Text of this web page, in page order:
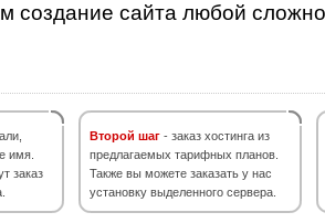
создание сайта любой
имя.
заказ
Второй шаг - заказ хостинга из
предлагаемых тарифных планов.
Также вы можете заказать у нас
установку выделенного сервера.